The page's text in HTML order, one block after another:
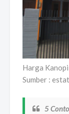
Harga
Sumber :
5